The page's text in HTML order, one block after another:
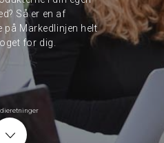
Så er en af
på Markedlinjen helt
for dig.